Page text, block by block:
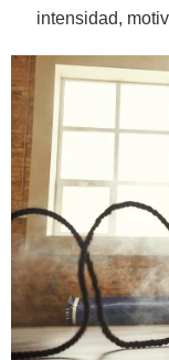
intensidad,